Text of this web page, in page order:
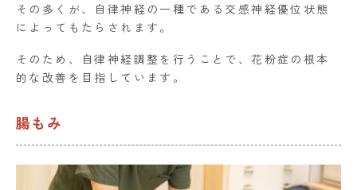
その多くが、自律神経の一種である交感神経優位状態
によってもたらされます。
そのため、自律神経調整を行うことで、花粉症の根本
的な改善を目指しています。
腸もみ